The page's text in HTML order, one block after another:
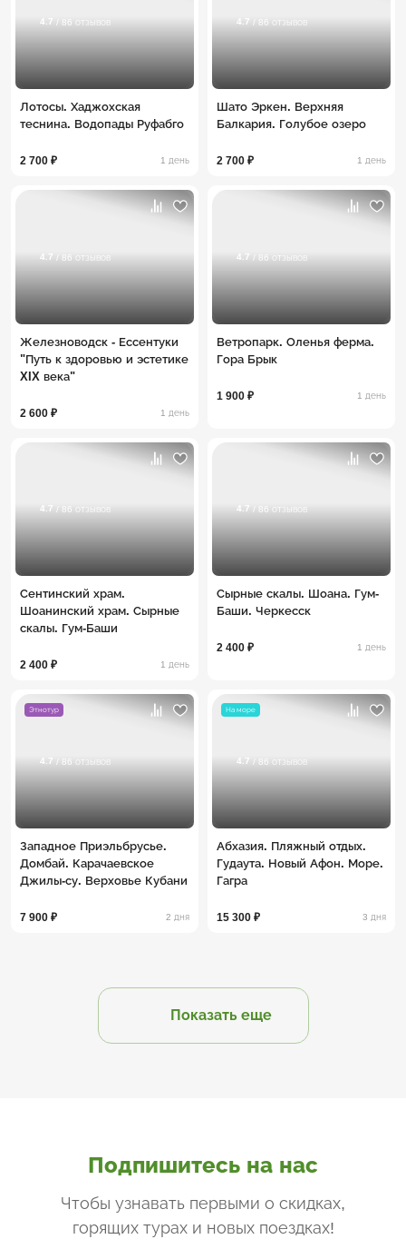
4.7 / 86 отзывов
Лотосы. Хаджохская
теснина. Водопады Руфабго
2 700 ₽ 1 день
4.7 / 86 отзывов
Шато Эркен. Верхняя
Балкария. Голубое озеро
2 700 ₽ 1 день
4.7 / 86 отзывов
Железноводск - Ессентуки
"Путь к здоровью и эстетике
XIX века"
2 600 ₽ 1 день
4.7 / 86 отзывов
Ветропарк. Оленья ферма.
Гора Брык
1 900 ₽ 1 день
4.7 / 86 отзывов
Сентинский храм.
Шоанинский храм. Сырные
скалы. Гум-Баши
2 400 ₽ 1 день
4.7 / 86 отзывов
Сырные скалы. Шоана. Гум-
Баши. Черкесск
2 400 ₽ 1 день
Этнотур
4.7 / 86 отзывов
Западное Приэльбрусье.
Домбай. Карачаевское
Джилы-су. Верховье Кубани
7 900 ₽ 2 дня
На море
4.7 / 86 отзывов
Абхазия. Пляжный отдых.
Гудаута. Новый Афон. Море.
Гагра
15 300 ₽ 3 дня
Показать еще
Подпишитесь на нас
Чтобы узнавать первыми о скидках,
горящих турах и новых поездках!